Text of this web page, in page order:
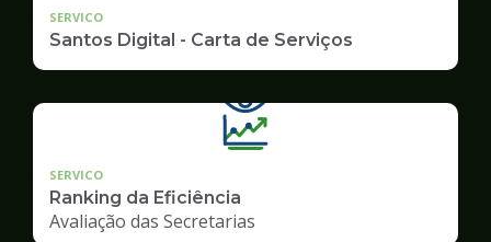
SERVICO
Santos Digital - Carta de Serviços
SERVICO
Ranking da Eficiência
Avaliação das Secretarias